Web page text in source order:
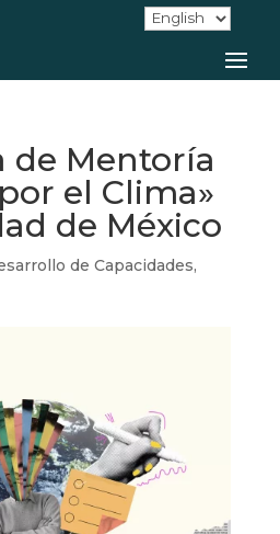
de Mentoría
el Clima»
de México
de Capacidades,